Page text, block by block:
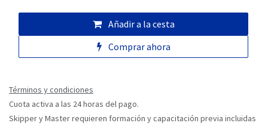
Añadir a la cesta
Comprar ahora
Términos y condiciones
Cuota activa a las 24 horas del pago.
Skipper y Master requieren formación y capacitación previa incluidas